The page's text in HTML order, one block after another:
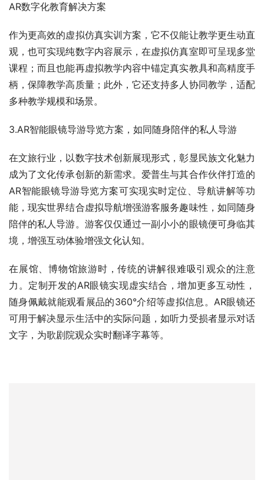
AR数字化教育解决方案
作为更高效的虚拟仿真实训方案，它不仅能让教学更生动直
观，也可实现纯数字内容展示，在虚拟仿真室即可呈现多堂
课程；而且也能再虚拟教学内容中锚定真实教具和高精度手
柄，保障教学高质量；此外，它还支持多人协同教学，适配
多种教学规模和场景。
3.AR智能眼镜导游导览方案，如同随身陪伴的私人导游
在文旅行业，以数字技术创新展现形式，彰显民族文化魅力
成为了文化传承创新的新需求。爱普生与其合作伙伴打造的
AR智能眼镜导游导览方案可实现实时定位、导航讲解等功
能，现实世界结合虚拟导航增强游客服务趣味性，如同随身
陪伴的私人导游。游客仅仅通过一副小小的眼镜便可身临其
境，增强互动体验增强文化认知。
在展馆、博物馆旅游时，传统的讲解很难吸引观众的注意
力。定制开发的AR眼镜实现虚实结合，增加更多互动性，
随身佩戴就能观看展品的360°介绍等虚拟信息。AR眼镜还
可用于解决显示生活中的实际问题，如听力受损者显示对话
文字，为歌剧院观众实时翻译字幕等。